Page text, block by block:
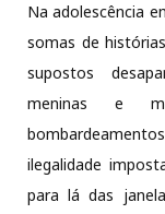
Na adolescência
somas de
supostos
meninas e
ilegalidade
para lá das